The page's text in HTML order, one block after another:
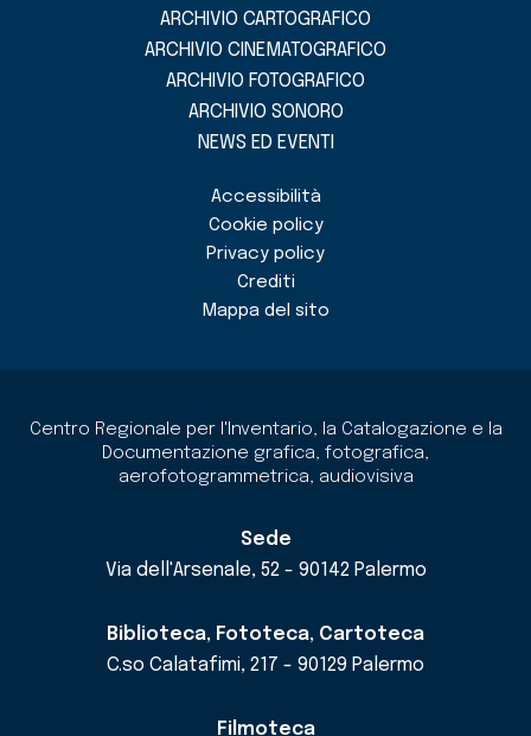
ARCHIVIO CARTOGRAFICO
ARCHIVIO CINEMATOGRAFICO
ARCHIVIO FOTOGRAFICO
ARCHIVIO SONORO
NEWS ED EVENTI
Accessibilità
Cookie policy
Privacy policy
Crediti
Mappa del sito
Centro Regionale per l'Inventario, la Catalogazione e la
Documentazione grafica, fotografica,
aerofotogrammetrica, audiovisiva
Sede
Via dell'Arsenale, 52 - 90142 Palermo
Biblioteca, Fototeca, Cartoteca
C.so Calatafimi, 217 - 90129 Palermo
Filmoteca